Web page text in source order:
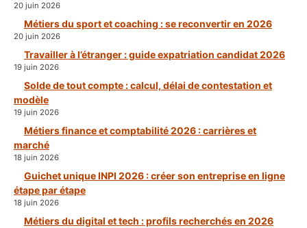
20 juin 2026
Métiers du sport et coaching : se reconvertir en 2026
20 juin 2026
Travailler à l’étranger : guide expatriation candidat 2026
19 juin 2026
Solde de tout compte : calcul, délai de contestation et
modèle
19 juin 2026
Métiers finance et comptabilité 2026 : carrières et
marché
18 juin 2026
Guichet unique INPI 2026 : créer son entreprise en ligne
étape par étape
18 juin 2026
Métiers du digital et tech : profils recherchés en 2026